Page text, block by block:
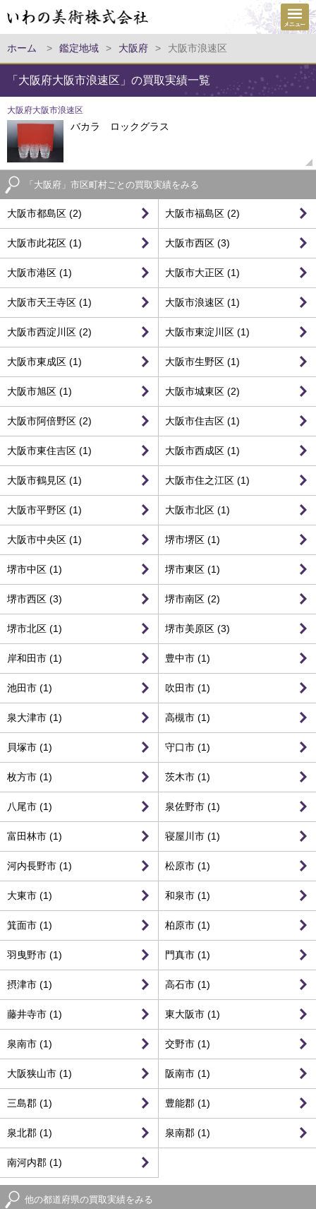
ホーム > 鑑定地域 > 大阪府 > 大阪市浪速区
「大阪府大阪市浪速区」の買取実績一覧
大阪府大阪市浪速区
バカラ ロックグラス
「大阪府」市区町村ごとの買取実績をみる
大阪市都島区 (2) 大阪市福島区 (2)
大阪市此花区 (1) 大阪市西区 (3)
大阪市港区 (1) 大阪市大正区 (1)
大阪市天王寺区 (1) 大阪市浪速区 (1)
大阪市西淀川区 (2) 大阪市東淀川区 (1)
大阪市東成区 (1) 大阪市生野区 (1)
大阪市旭区 (1) 大阪市城東区 (2)
大阪市阿倍野区 (2) 大阪市住吉区 (1)
大阪市東住吉区 (1) 大阪市西成区 (1)
大阪市鶴見区 (1) 大阪市住之江区 (1)
大阪市平野区 (1) 大阪市北区 (1)
大阪市中央区 (1) 堺市堺区 (1)
堺市中区 (1) 堺市東区 (1)
堺市西区 (3) 堺市南区 (2)
堺市北区 (1) 堺市美原区 (3)
岸和田市 (1) 豊中市 (1)
池田市 (1) 吹田市 (1)
泉大津市 (1) 高槻市 (1)
貝塚市 (1) 守口市 (1)
枚方市 (1) 茨木市 (1)
八尾市 (1) 泉佐野市 (1)
富田林市 (1) 寝屋川市 (1)
河内長野市 (1) 松原市 (1)
大東市 (1) 和泉市 (1)
箕面市 (1) 柏原市 (1)
羽曳野市 (1) 門真市 (1)
摂津市 (1) 高石市 (1)
藤井寺市 (1) 東大阪市 (1)
泉南市 (1) 交野市 (1)
大阪狭山市 (1) 阪南市 (1)
三島郡 (1) 豊能郡 (1)
泉北郡 (1) 泉南郡 (1)
南河内郡 (1)
他の都道府県の買取実績をみる